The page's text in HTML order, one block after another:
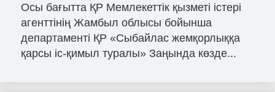
Осы бағытта ҚР Мемлекеттік қызметі істері
агенттінің Жамбыл облысы бойынша
департаменті ҚР «Сыбайлас жемқорлыққа
қарсы іс-қимыл туралы» Заңында көзде...